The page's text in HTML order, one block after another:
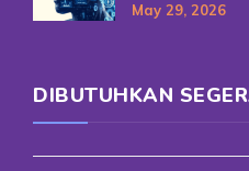
May 29, 2026
DIBUTUHKAN